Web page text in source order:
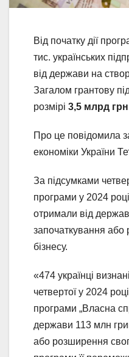
Від початку дії
тис. українських
від держави на
Загалом грантову
розмірі 3,5 млрд
Про це повідомила
економіки України
За підсумками
програми у 2024
отримали від
започаткування
бізнесу.
«474 українці
четвертої у 2024
програми „Власна
держави 113 млн
або розширення